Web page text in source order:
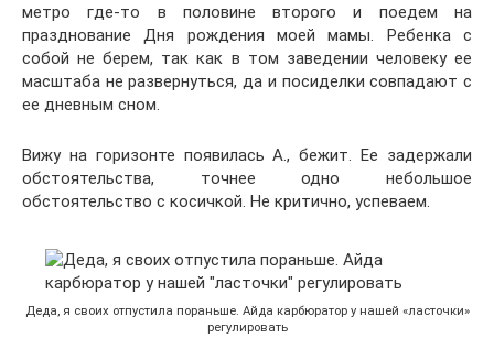
метро где-то в половине второго и поедем на
празднование Дня рождения моей мамы. Ребенка с
собой не берем, так как в том заведении человеку ее
масштаба не развернуться, да и посиделки совпадают с
ее дневным сном.
Вижу на горизонте появилась А., бежит. Ее задержали
обстоятельства, точнее одно небольшое
обстоятельство с косичкой. Не критично, успеваем.
Деда, я своих отпустила пораньше. Айда карбюратор у нашей «ласточки»
регулировать